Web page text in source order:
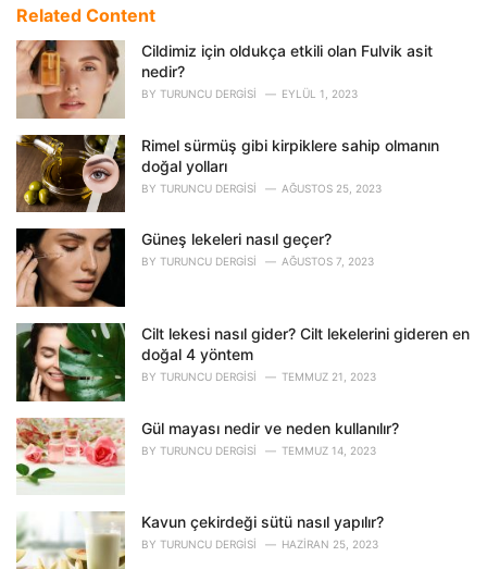
e
o
i
:
Related Content
Cildimiz için oldukça etkili olan Fulvik asit
nedir?
BY TURUNCU DERGISI EYLÜL 1, 2023
Rimel sürmüş gibi kirpiklere sahip olmanın
doğal yolları
BY TURUNCU DERGISI AĞUSTOS 25, 2023
Güneş lekeleri nasıl geçer?
BY TURUNCU DERGISI AĞUSTOS 7, 2023
Cilt lekesi nasıl gider? Cilt lekelerini gideren en
doğal 4 yöntem
BY TURUNCU DERGISI TEMMUZ 21, 2023
Gül mayası nedir ve neden kullanılır?
BY TURUNCU DERGISI TEMMUZ 14, 2023
Kavun çekirdeği sütü nasıl yapılır?
BY TURUNCU DERGISI HAZIRAN 25, 2023